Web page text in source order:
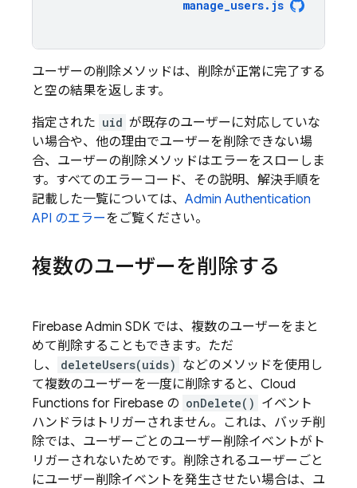
manage_users. js
ユーザーの削除メソッドは、削除が正常に完了する
と空の結果を返します。
指定された uid が既存のユーザーに対応していな
い場合や、他の理由でユーザーを削除できない場
合、ユーザーの削除メソッドはエラーをスローしま
す。すべてのエラーコード、その説明、解決手順を
記載した一覧については、 Admin Authentication
API のエラーをご覧ください。
複数のユーザーを削除する
Firebase Admin SDK では、複数のユーザーをまと
めて削除することもできます。ただ
し、
deleteUsers(uids) などのメソッドを使用し
て複数のユーザーを一度に削除すると、 Cloud
Functions for Firebase の onDelete() イベント
ハンドラはトリガーされません。これは、バッチ削
除では、ユーザーごとのユーザー削除イベントがト
リガーされないためです。削除されるユーザーごと
にユーザー削除イベントを発生させたい場合は、ユ